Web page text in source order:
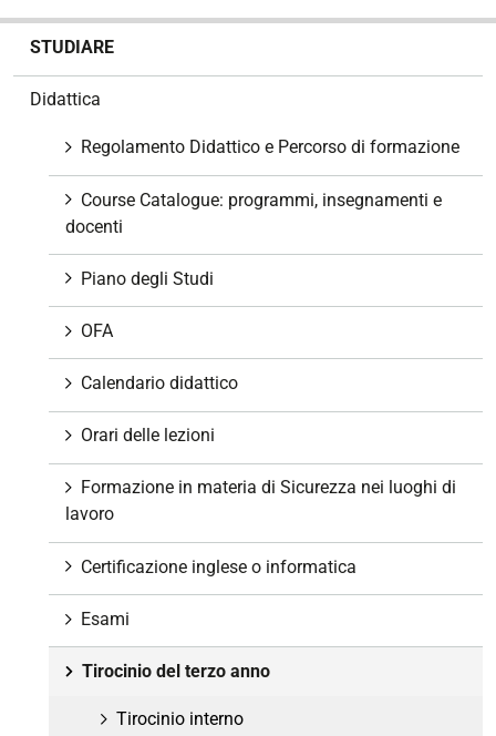
STUDIARE
Didattica
Regolamento Didattico e Percorso di formazione
Course Catalogue: programmi, insegnamenti e
docenti
Piano degli Studi
OFA
Calendario didattico
Orari delle lezioni
Formazione in materia di Sicurezza nei luoghi di
lavoro
Certificazione inglese o informatica
Esami
Tirocinio del terzo anno
Tirocinio interno